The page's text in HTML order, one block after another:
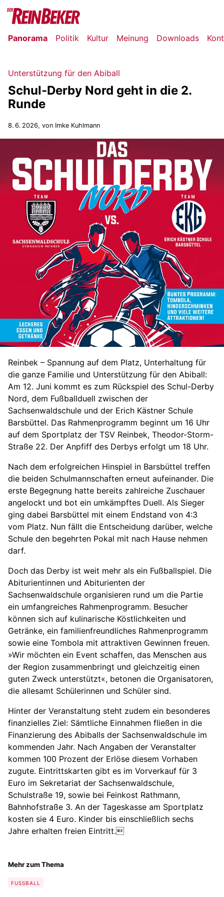
Panorama Politik Kultur Meinung Downloads
Unterstützung für den Abiball
Schul-Derby Nord geht in die 2.
Runde
8. 6. 2026, von Imke Kuhlmann
Reinbek – Spannung auf dem Platz, Unterhaltung für
die ganze Familie und Unterstützung für den Abiball:
Am 12. Juni kommt es zum Rückspiel des Schul-Derby
Nord, dem Fußballduell zwischen der
Sachsenwaldschule und der Erich Kästner Schule
Barsbüttel. Das Rahmenprogramm beginnt um 16 Uhr
auf dem Sportplatz der TSV Reinbek, Theodor-Storm-
Straße 22. Der Anpfiff des Derbys erfolgt um 18 Uhr.
Nach dem erfolgreichen Hinspiel in Barsbüttel treffen
die beiden Schulmannschaften erneut aufeinander. Die
erste Begegnung hatte bereits zahlreiche Zuschauer
angelockt und bot ein umkämpftes Duell. Als Sieger
ging dabei Barsbüttel mit einem Endstand von 4:3
vom Platz. Nun fällt die Entscheidung darüber, welche
Schule den begehrten Pokal mit nach Hause nehmen
darf.
Doch das Derby ist weit mehr als ein Fußballspiel. Die
Abiturientinnen und Abiturienten der
Sachsenwaldschule organisieren rund um die Partie
ein umfangreiches Rahmenprogramm. Besucher
können sich auf kulinarische Köstlichkeiten und
Getränke, ein familienfreundliches Rahmenprogramm
sowie eine Tombola mit attraktiven Gewinnen freuen.
»Wir möchten ein Event schaffen, das Menschen aus
der Region zusammenbringt und gleichzeitig einen
guten Zweck unterstützt«, betonen die Organisatoren,
die allesamt Schülerinnen und Schüler sind.
Hinter der Veranstaltung steht zudem ein besonderes
finanzielles Ziel: Sämtliche Einnahmen fließen in die
Finanzierung des Abiballs der Sachsenwaldschule im
kommenden Jahr. Nach Angaben der Veranstalter
kommen 100 Prozent der Erlöse diesem Vorhaben
zugute. Eintrittskarten gibt es im Vorverkauf für 3
Euro im Sekretariat der Sachsenwaldschule,
Schulstraße 19, sowie bei Feinkost Rathmann,
Bahnhofstraße 3. An der Tageskasse am Sportplatz
kosten sie 4 Euro. Kinder bis einschließlich sechs
Jahre erhalten freien Eintritt.
Mehr zum Thema
FUSSBALL